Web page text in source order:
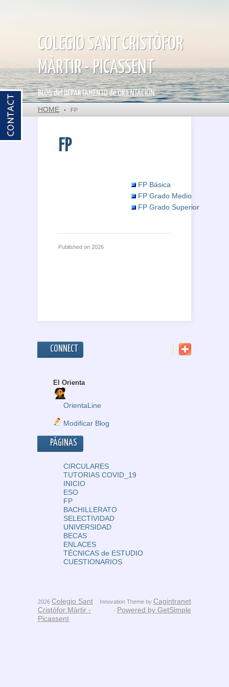
COLEGIO SANT CRISTÒFOR
MÀRTIR - PICASSENT
BLOG del DEPARTAMENTO de ORIENTACIÓN
HOME • FP
FP
FP Básica
FP Grado Medio
FP Grado Superior
Published on 2026
CONNECT
El Orienta
OrientaLine
Modificar Blog
PÁGINAS
CIRCULARES
TUTORIAS COVID_19
INICIO
ESO
FP
BACHILLERATO
SELECTIVIDAD
UNIVERSIDAD
BECAS
ENLACES
TÉCNICAS de ESTUDIO
CUESTIONARIOS
2026 Colegio Sant
Cristòfor Màrtir -
Picassent
Innovation Theme by Cagintranet
· Powered by GetSimple